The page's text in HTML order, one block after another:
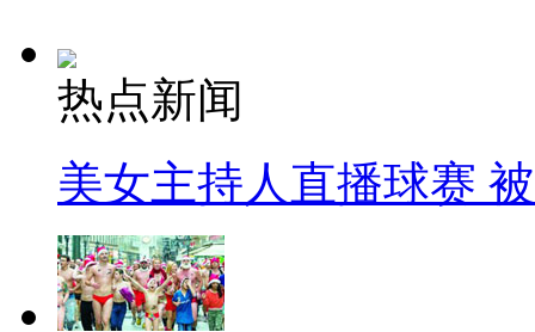
热点新闻
美女主持人直播球赛